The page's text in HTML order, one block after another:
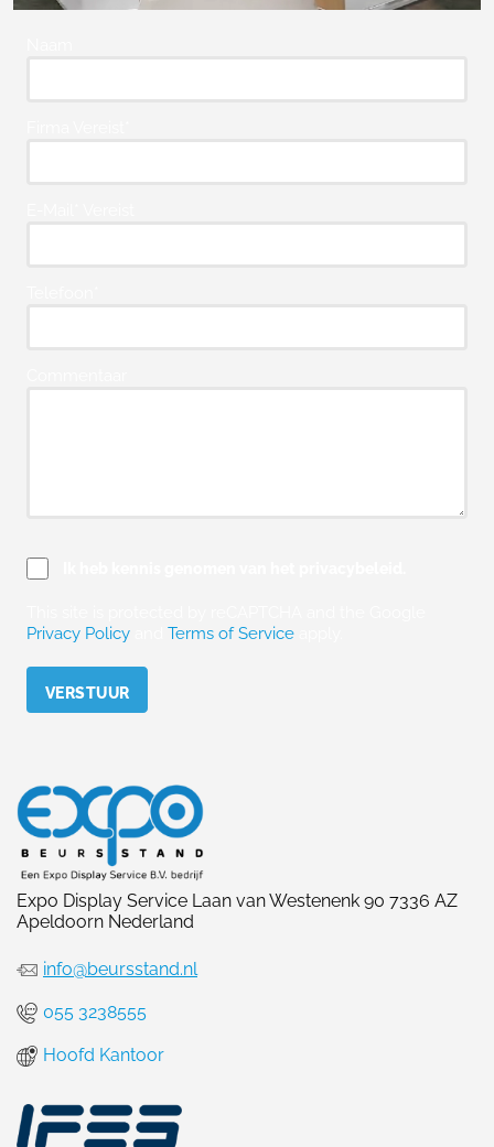
Privacy Policy
Terms of Service
Expo Display Service Laan van Westenenk 90 7336 AZ
Apeldoorn Nederland
info@beursstand.nl
055 3238555
Hoofd Kantoor